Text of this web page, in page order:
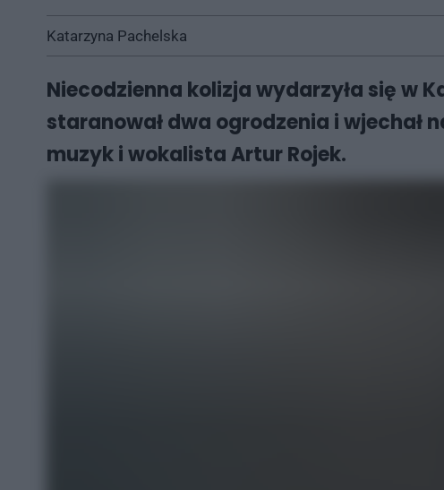
Katarzyna Pachelska
Niecodzienna kolizja wydarzyła się w
staranował dwa ogrodzenia i wjechał
muzyk i wokalista Artur Rojek.